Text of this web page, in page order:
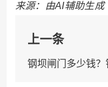
来源：由AI辅助生成
上一条